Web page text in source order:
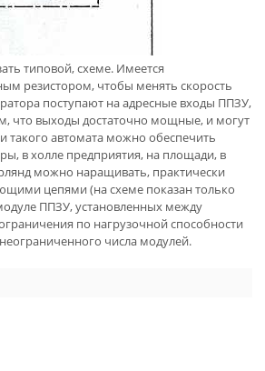
типовой, схеме. Имеется
резистором, чтобы менять скорость
поступают на адресные входы ППЗУ,
что выходы достаточно мощные, и могут
автомата можно обеспечить
в холле предприятия, на площади, в
можно наращивать, практически
цепями (на схеме показан только
ППЗУ, установленных между
по нагрузочной способности
числа модулей.